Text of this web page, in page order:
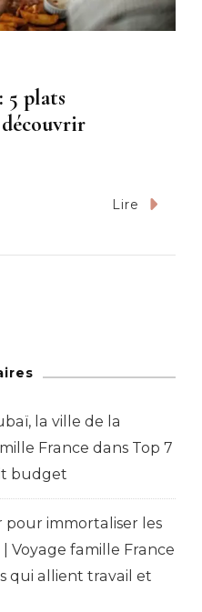
5 plats
Lire
la ville de la
France dans Top 7
budget
pour immortaliser les
Voyage famille France
qui allient travail et